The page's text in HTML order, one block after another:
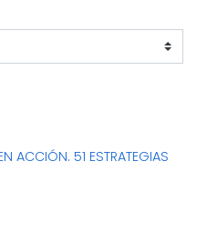
ACCIÓN. 51 ESTRATEGIAS